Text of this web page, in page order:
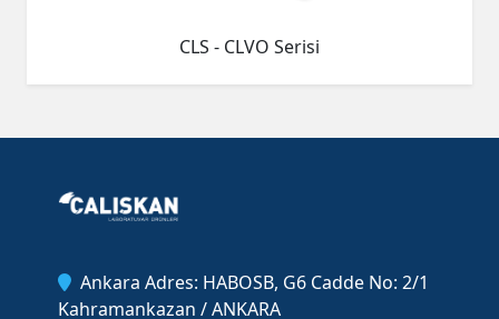
CLS - CLVO Serisi
Ankara Adres: HABOSB, G6 Cadde No: 2/1
Kahramankazan / ANKARA